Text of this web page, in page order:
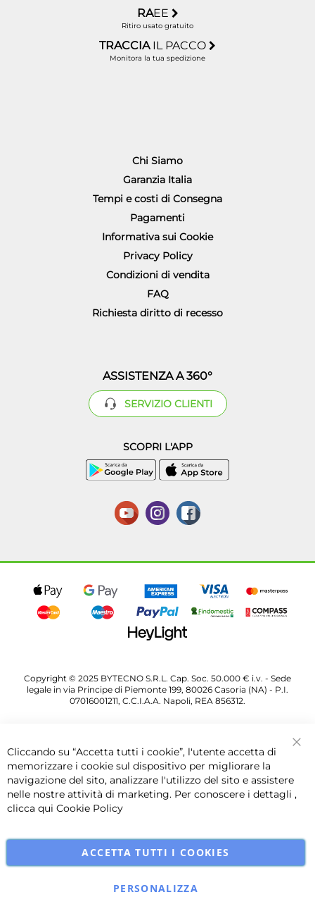
RAEE
Ritiro usato gratuito
TRACCIA IL PACCO
Monitora la tua spedizione
Chi Siamo
Garanzia Italia
Tempi e costi di Consegna
Pagamenti
Informativa sui Cookie
Privacy Policy
Condizioni di vendita
FAQ
Richiesta diritto di recesso
ASSISTENZA A 360°
SERVIZIO CLIENTI
SCOPRI L'APP
Copyright © 2025 BYTECNO S.R.L. Cap. Soc. 50.000 € i.v. - Sede
legale in via Principe di Piemonte 199, 80026 Casoria (NA) - P.I.
07016001211, C.C.I.A.A. Napoli, REA 856312.
Cliccando su “Accetta tutti i cookie”, l'utente accetta di
memorizzare i cookie sul dispositivo per migliorare la
navigazione del sito, analizzare l'utilizzo del sito e assistere
nelle nostre attività di marketing. Per conoscere i dettagli ,
clicca qui Cookie Policy
ACCETTA TUTTI I COOKIES
PERSONALIZZA